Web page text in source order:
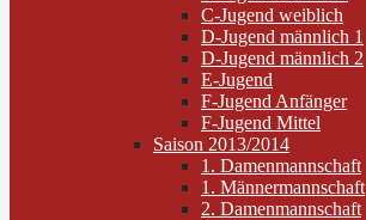
C-Jugend weiblich
D-Jugend männlich 1
D-Jugend männlich 2
E-Jugend
F-Jugend Anfänger
F-Jugend Mittel
Saison 2013/2014
1. Damenmannschaft
1. Männermannschaft
2. Damenmannschaft